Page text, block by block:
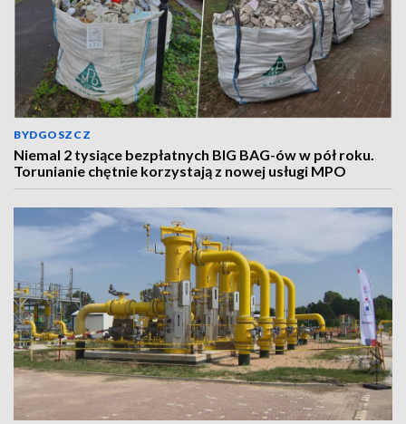
BYDGOSZCZ
Niemal 2 tysiące bezpłatnych BIG BAG-ów w pół roku.
Torunianie chętnie korzystają z nowej usługi MPO